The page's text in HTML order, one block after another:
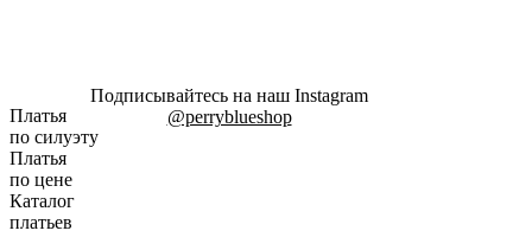
Подписывайтесь на наш Instagram
@perryblueshop
Платья
по силуэту
Платья
по цене
Каталог
платьев